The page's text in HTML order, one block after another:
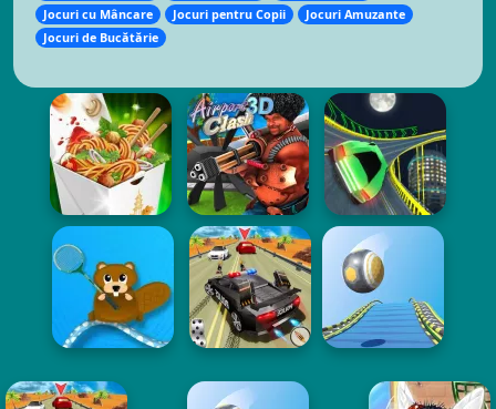
Jocuri cu Mâncare
Jocuri pentru Copii
Jocuri Amuzante
Jocuri de Bucătărie